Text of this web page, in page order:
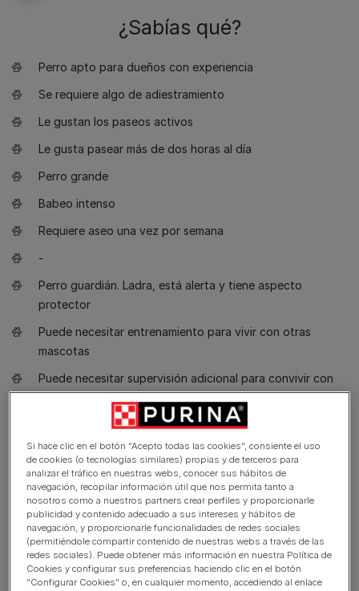
¿Sabías qué?
Perro apto para dueños con experiencia
Se requiere algo de adiestramiento
Le gustan los paseos activos
Le gusta pasear más de dos horas al día
Perro grande
Babeo intenso
Requiere aseo una vez por semana
-
Perro guardián. Ladra, está alerta y tiene aspecto
protector
Puede necesitar entrenamiento para vivir con otras
mascotas
Puede necesitar supervisión adicional para convivir con
niños
Si hace clic en el botón “Acepto todas las cookies”, consiente el uso
de cookies (o tecnologías similares) propias y de terceros para
analizar el tráfico en nuestras webs, conocer sus hábitos de
navegación, recopilar información útil que nos permita tanto a
nosotros como a nuestros partners crear perfiles y proporcionarle
publicidad y contenido adecuado a sus intereses y hábitos de
navegación, y proporcionarle funcionalidades de redes sociales
(permitiéndole compartir contenido de nuestras webs a través de las
redes sociales). Puede obtener más información en nuestra Política de
Cookies y configurar sus preferencias haciendo clic en el botón
“Configurar Cookies” o, en cualquier momento, accediendo al enlace